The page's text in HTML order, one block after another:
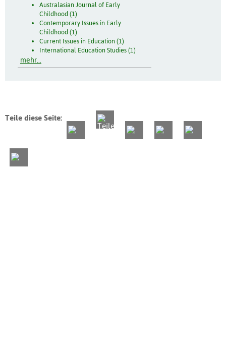
Australasian Journal of Early
Childhood (1)
Contemporary Issues in Early
Childhood (1)
Current Issues in Education (1)
International Education Studies (1)
mehr...
Teile diese Seite: